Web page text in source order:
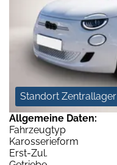
Standort Zentrallager
Allgemeine Daten:
Fahrzeugtyp
Karosserieform
Erst-Zul.